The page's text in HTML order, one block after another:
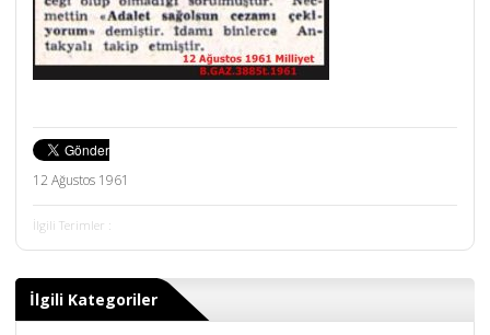
12 Ağustos 1961
İlgili Terimler :
İlgili Kategoriler